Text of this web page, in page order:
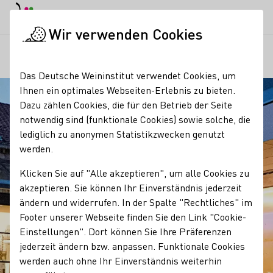
Wir verwenden Cookies
Das Deutsche Weininstitut verwendet Cookies, um
Ihnen ein optimales Webseiten-Erlebnis zu bieten.
Dazu zählen Cookies, die für den Betrieb der Seite
notwendig sind (funktionale Cookies) sowie solche, die
lediglich zu anonymen Statistikzwecken genutzt
werden.
Klicken Sie auf "Alle akzeptieren", um alle Cookies zu
akzeptieren. Sie können Ihr Einverständnis jederzeit
ändern und widerrufen. In der Spalte "Rechtliches" im
Footer unserer Webseite finden Sie den Link "Cookie-
Einstellungen". Dort können Sie Ihre Präferenzen
jederzeit ändern bzw. anpassen. Funktionale Cookies
werden auch ohne Ihr Einverständnis weiterhin